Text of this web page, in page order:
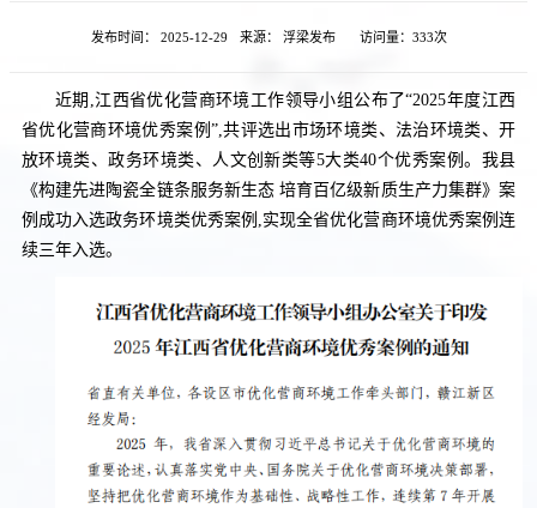
发布时间： 2025-12-29 来源： 浮梁发布 访问量： 333次
近期,江西省优化营商环境工作领导小组公布了“2025年度江西
省优化营商环境优秀案例”,共评选出市场环境类、法治环境类、开
放环境类、政务环境类、人文创新类等5大类40个优秀案例。我县
《构建先进陶瓷全链条服务新生态 培育百亿级新质生产力集群》案
例成功入选政务环境类优秀案例,实现全省优化营商环境优秀案例连
续三年入选。